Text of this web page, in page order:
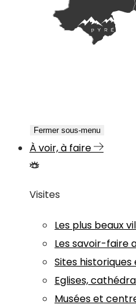
Fermer sous-menu
À voir, à faire
Visites
Les plus beaux
Les savoir-faire
Sites
Eglises,
Musées et